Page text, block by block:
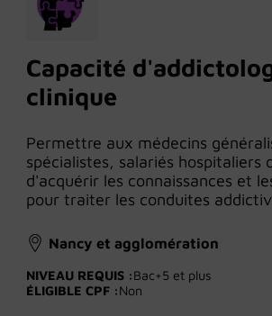
Capacité
clinique
Permettre aux médecins
spécialistes, salariés hospitaliers
d'acquérir les connaissances et
pour traiter les conduites
Nancy et agglomération
NIVEAU REQUIS :Bac+5 et plus
ÉLIGIBLE CPF :Non